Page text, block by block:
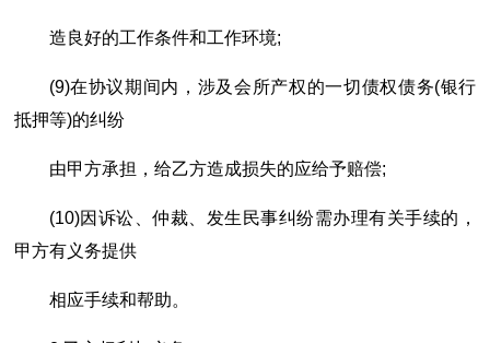
造良好的工作条件和工作环境;
(9)在协议期间内，涉及会所产权的一切债权债务(银行
抵押等)的纠纷
由甲方承担，给乙方造成损失的应给予赔偿;
(10)因诉讼、仲裁、发生民事纠纷需办理有关手续的，
甲方有义务提供
相应手续和帮助。